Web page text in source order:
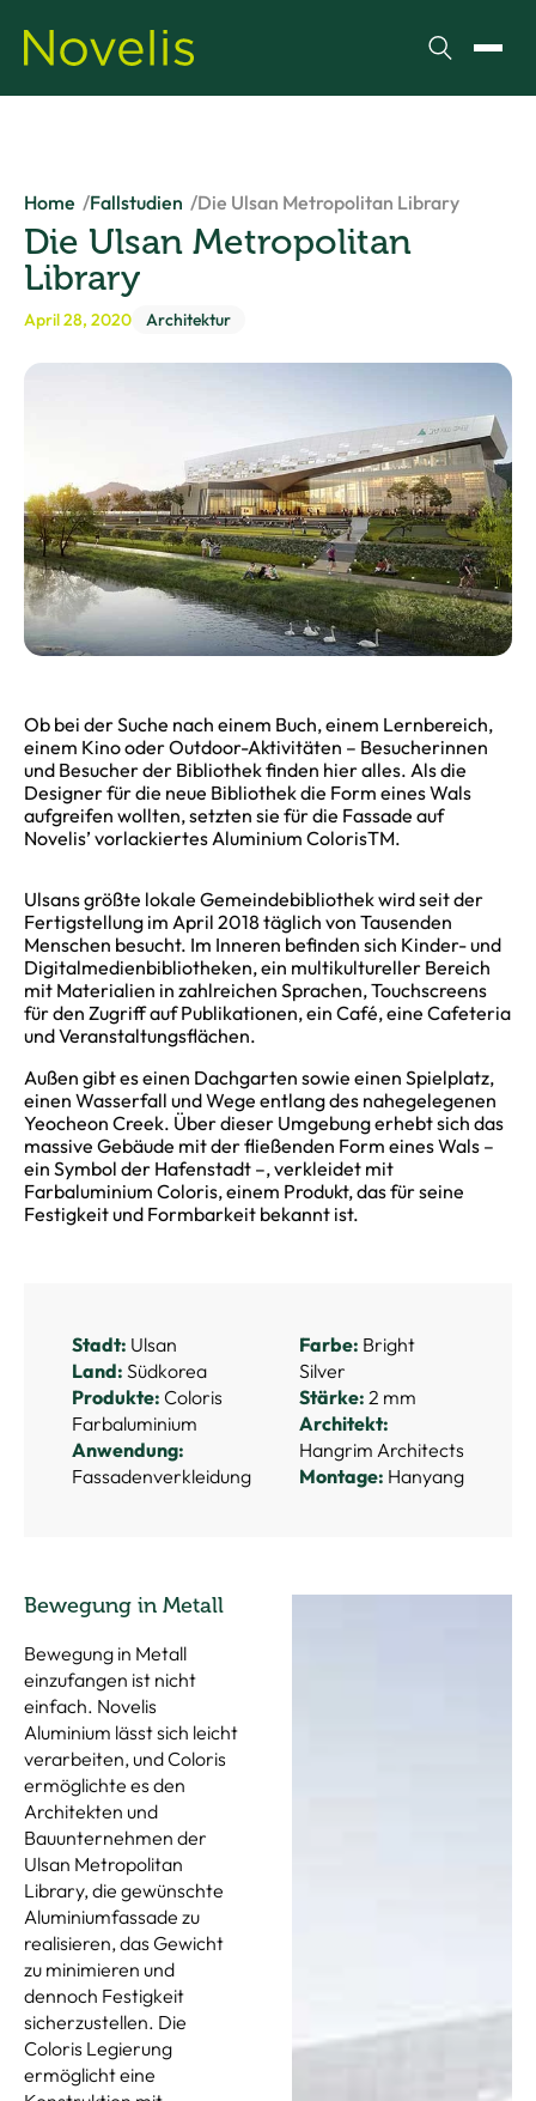
Suchen
Home Fallstudien Die Ulsan Metropolitan Library
Die Ulsan Metropolitan
Library
April 28, 2020 Architektur
Ob bei der Suche nach einem Buch, einem Lernbereich,
einem Kino oder Outdoor-Aktivitäten – Besucherinnen
und Besucher der Bibliothek finden hier alles. Als die
Designer für die neue Bibliothek die Form eines Wals
aufgreifen wollten, setzten sie für die Fassade auf
Novelis’ vorlackiertes Aluminium ColorisTM.
Ulsans größte lokale Gemeindebibliothek wird seit der
Fertigstellung im April 2018 täglich von Tausenden
Menschen besucht. Im Inneren befinden sich Kinder- und
Digitalmedienbibliotheken, ein multikultureller Bereich
mit Materialien in zahlreichen Sprachen, Touchscreens
für den Zugriff auf Publikationen, ein Café, eine Cafeteria
und Veranstaltungsflächen.
Außen gibt es einen Dachgarten sowie einen Spielplatz,
einen Wasserfall und Wege entlang des nahegelegenen
Yeocheon Creek. Über dieser Umgebung erhebt sich das
massive Gebäude mit der fließenden Form eines Wals –
ein Symbol der Hafenstadt –, verkleidet mit
Farbaluminium Coloris, einem Produkt, das für seine
Festigkeit und Formbarkeit bekannt ist.
Stadt: Ulsan
Land: Südkorea
Produkte: Coloris
Farbaluminium
Anwendung:
Fassadenverkleidung
Farbe: Bright
Silver
Stärke: 2 mm
Architekt:
Hangrim Architects
Montage: Hanyang
Bewegung in Metall
Bewegung in Metall
einzufangen ist nicht
einfach. Novelis
Aluminium lässt sich leicht
verarbeiten, und Coloris
ermöglichte es den
Architekten und
Bauunternehmen der
Ulsan Metropolitan
Library, die gewünschte
Aluminiumfassade zu
realisieren, das Gewicht
zu minimieren und
dennoch Festigkeit
sicherzustellen. Die
Coloris Legierung
ermöglicht eine